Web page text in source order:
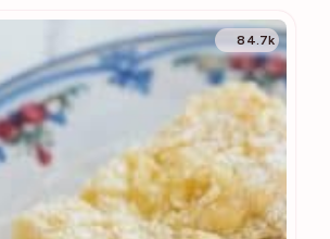
84.7k